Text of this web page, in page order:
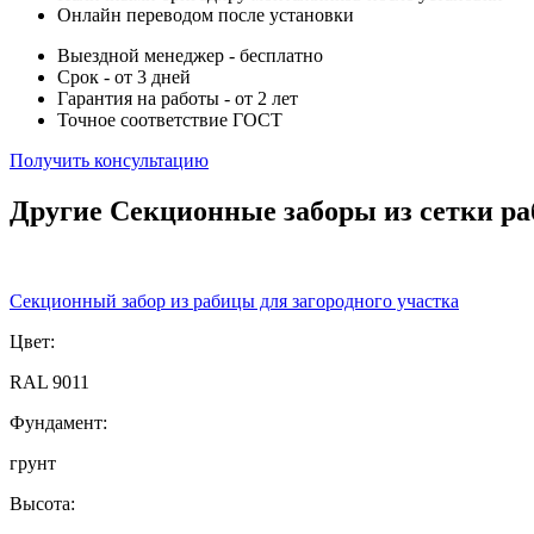
Онлайн переводом после установки
Выездной менеджер - бесплатно
Срок - от 3 дней
Гарантия на работы - от 2 лет
Точное соответствие ГОСТ
Получить консультацию
Другие Секционные заборы из сетки
Секционный забор из рабицы для загородного участка
Цвет:
RAL 9011
Фундамент:
грунт
Высота: